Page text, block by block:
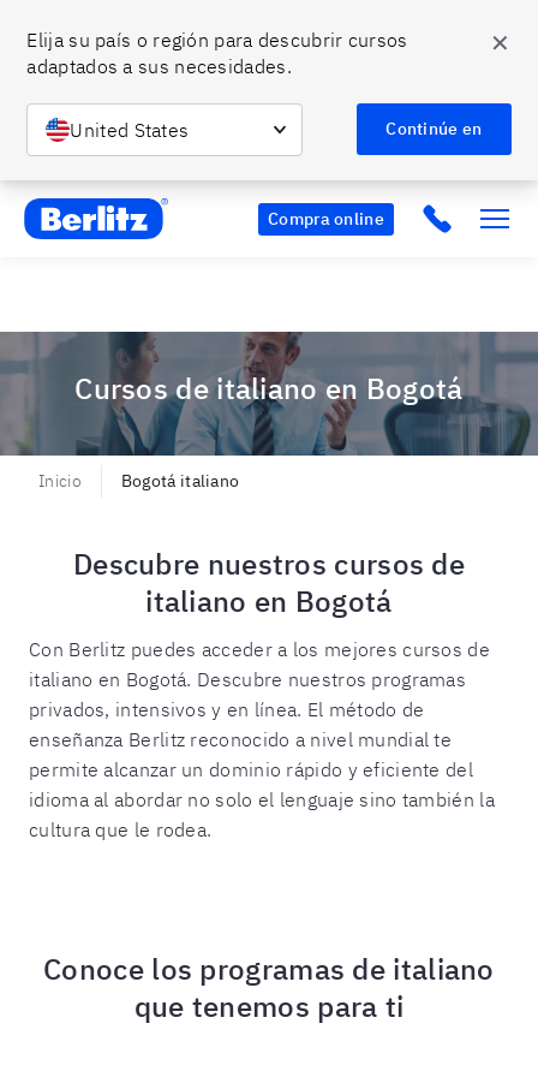
¡Es momento de hablar bien inglés!🎉 ¡Promociones
en todos nuestros programas! 🎉
Elija su país o región para descubrir cursos
adaptados a sus necesidades.
United States Continúe en
✕
Berlitz CO Compra online Click to
Cursos de italiano en Bogotá
Inicio Bogotá italiano
Descubre nuestros cursos de
italiano en Bogotá
Con Berlitz puedes acceder a los mejores cursos de
italiano en Bogotá. Descubre nuestros programas
privados, intensivos y en línea. El método de
enseñanza Berlitz reconocido a nivel mundial te
permite alcanzar un dominio rápido y eficiente del
idioma al abordar no solo el lenguaje sino también la
cultura que le rodea.
Conoce los programas de italiano
que tenemos para ti